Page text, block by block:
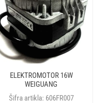
ELEKTROMOTOR 16W
WEIGUANG
Šifra artikla: 606FR007